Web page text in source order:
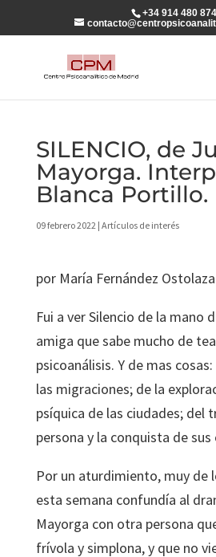
+34 914 480 874
SILENCIO, de
Mayorga.
Blanca Portillo.
09 febrero 2022| Artículos de interés
por María Fernández Ostolaza
Fui a ver Silencio de la mano
amiga que sabe mucho de
psicoanálisis. Y de mas
las migraciones; de la
psíquica de las ciudades; del
persona y la conquista de sus
Por un aturdimiento, muy de
esta semana confundía al
Mayorga con otra persona
frívola y simplona, y que no